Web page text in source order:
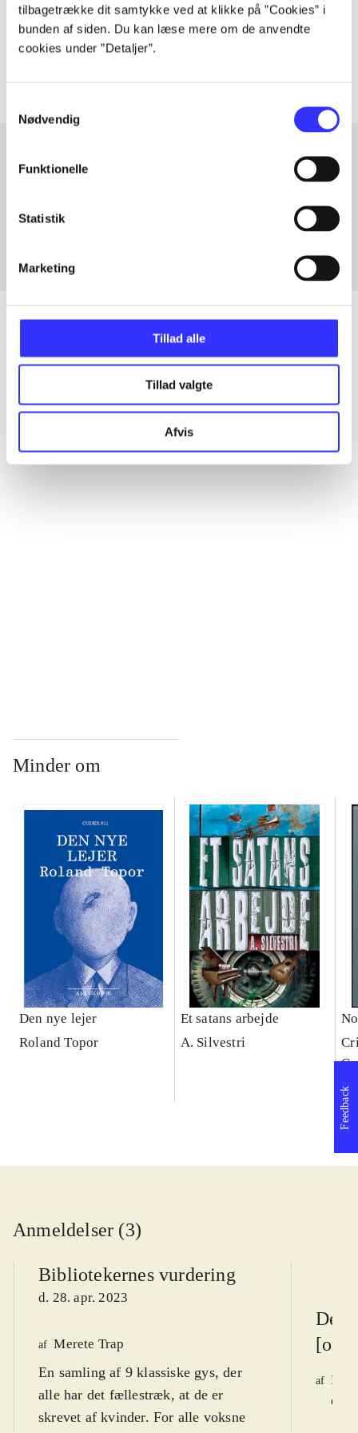
tilbagetrække dit samtykke ved at klikke på ”Cookies” i
bunden af siden. Du kan læse mere om de anvendte
cookies under ”Detaljer”.
Nødvendig
Funktionelle
Statistik
Marketing
Tillad alle
Tillad valgte
Afvis
Tidsskrift
Artiklerne i handler ofte om
Artikler
Alle registrerede artikler fordelt på udgivelser
Minder om
Den nye lejer
Roland Topor
Et satans arbejde
A. Silvestri
Anmeldelser (3)
Bibliotekernes vurdering
d. 28. apr. 2023
af Merete Trap
En samling af 9 klassiske gys, der
alle har det fællestræk, at de er
skrevet af kvinder. For alle voksne
Den
af Egil
d.
Feedback